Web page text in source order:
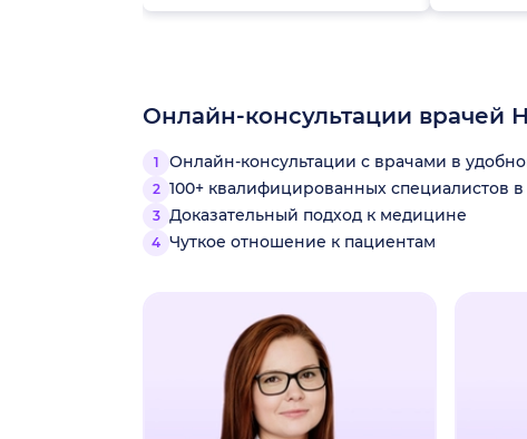
Онлайн-консультации врачей
Онлайн-консультации с врачами в
100+ квалифицированных специалистов
Доказательный подход к медицине
Чуткое отношение к пациентам